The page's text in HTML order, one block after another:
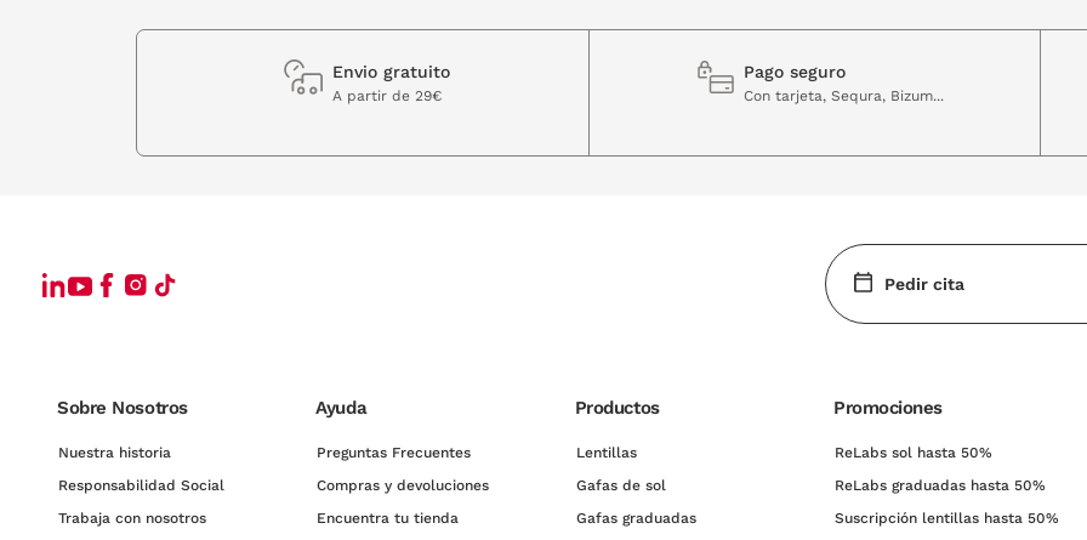
Envio gratuito
A partir de 29€
Pago seguro
Con tarjeta, Sequra, Bizum...
Pedir cita
Sobre Nosotros
Nuestra historia
Responsabilidad Social
Trabaja con nosotros
Ayuda
Preguntas Frecuentes
Compras y devoluciones
Encuentra tu tienda
Productos
Lentillas
Gafas de sol
Gafas graduadas
Promociones
ReLabs sol hasta 50%
ReLabs graduadas hasta 50%
Suscripción lentillas hasta 50%